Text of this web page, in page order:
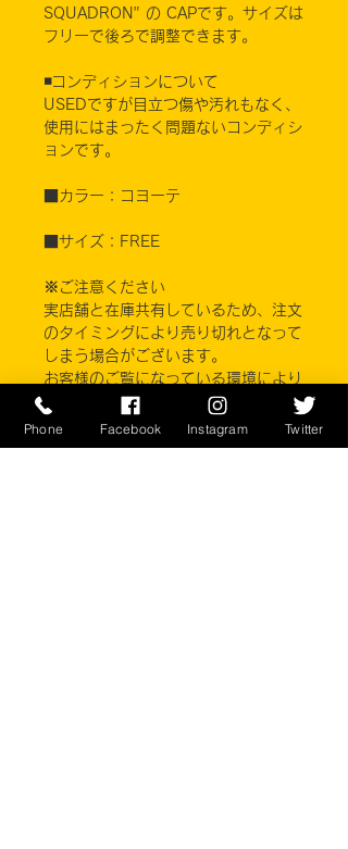
SQUADRON" の CAPです。サイズは
フリーで後ろで調整できます。
◾️コンディションについて
USEDですが目立つ傷や汚れもなく、
使用にはまったく問題ないコンディシ
ョンです。
■カラー：コヨーテ
■サイズ：FREE
※ご注意ください
実店舗と在庫共有しているため、注文
のタイミングにより売り切れとなって
しまう場合がございます。
お客様のご覧になっている環境により
商品の色が違う場合がございます。
このアイテムは米軍現品アイテムの
為、商品の返品/返金/交換は承りかね
Phone Facebook Instagram Twitter